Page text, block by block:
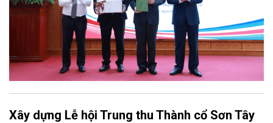
Xây dựng Lễ hội Trung thu Thành cổ Sơn Tây